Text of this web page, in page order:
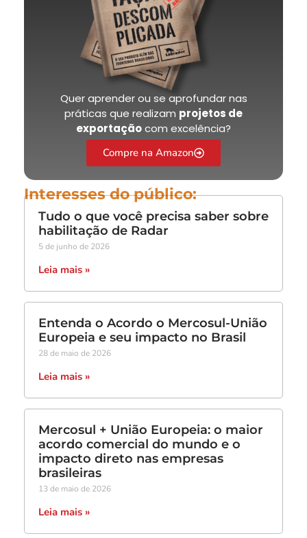
Quer aprender ou se aprofundar nas
práticas que realizam projetos de
exportaçãocom excelência?
Compre na Amazon
Interesses do público:
Tudo o que você precisa saber sobre
habilitação de Radar
5 de junho de 2026
Leia mais »
Entenda o Acordo o Mercosul-União
Europeia e seu impacto no Brasil
28 de maio de 2026
Leia mais »
Mercosul + União Europeia: o maior
acordo comercial do mundo e o
impacto direto nas empresas
brasileiras
13 de maio de 2026
Leia mais »